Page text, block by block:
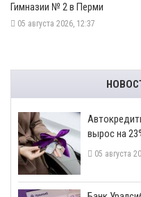
Гимназии № 2 в Перми
05 августа 2026, 12:37
вырос на
05 августа